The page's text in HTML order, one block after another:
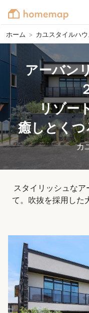
ホーム > カユスタイルハウ
アーバン
リゾー
癒しとく
カ
スタイリッシュな
て。吹抜を採用した